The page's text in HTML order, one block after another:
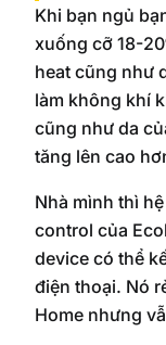
Khi bạn ngủ
xuống cỡ 18-
heat cũng như
làm không khí
cũng như da
tăng lên cao
Nhà mình thì
control của
device có thể
điện thoại. Nó
Home nhưng